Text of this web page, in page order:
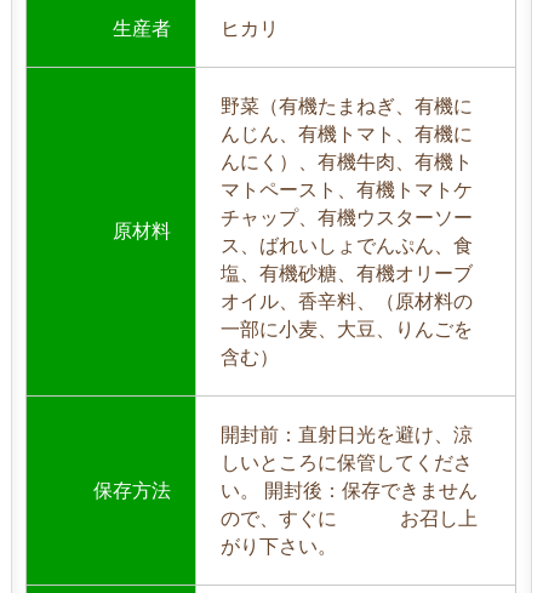
生産者 ヒカリ
原材料
野菜（有機たまねぎ、有機に
んじん、有機トマト、有機に
んにく）、有機牛肉、有機ト
マトペースト、有機トマトケ
チャップ、有機ウスターソー
ス、ばれいしょでんぷん、食
塩、有機砂糖、有機オリーブ
オイル、香辛料、（原材料の
一部に小麦、大豆、りんごを
含む）
保存方法
開封前：直射日光を避け、涼
しいところに保管してくださ
い。 開封後：保存できません
ので、すぐに お召し上
がり下さい。